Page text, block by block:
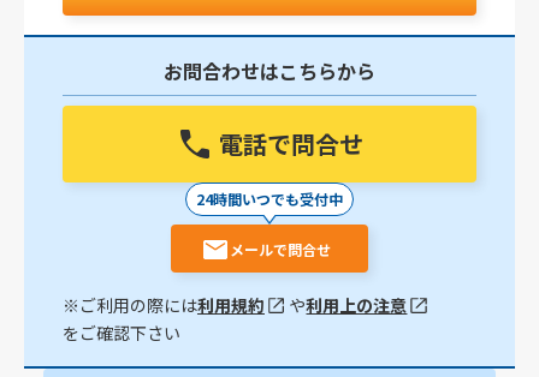
お問合わせはこちらから
電話で問合せ
24時間いつでも受付中
メールで問合せ
※ご利用の際には利用規約 や利用上の注意
をご確認下さい